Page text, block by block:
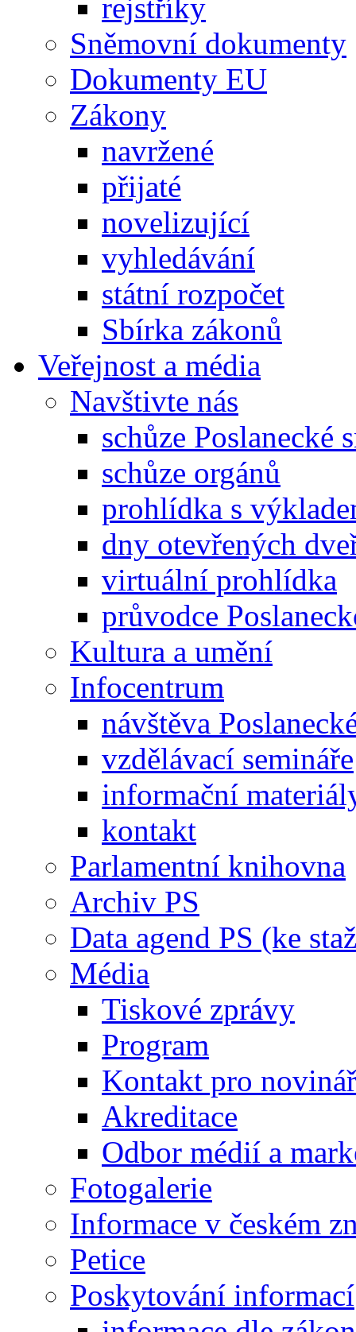
rejstříky
Sněmovní dokumenty
Dokumenty EU
Zákony
navržené
přijaté
novelizující
vyhledávání
státní rozpočet
Sbírka zákonů
Veřejnost a média
Navštivte nás
schůze Poslanecké
schůze orgánů
prohlídka s
dny otevřených
virtuální prohlídka
průvodce
Kultura a umění
Infocentrum
návštěva
vzdělávací semináře
informační
kontakt
Parlamentní knihovna
Archiv PS
Data agend PS (ke
Média
Tiskové zprávy
Program
Kontakt pro
Akreditace
Odbor médií a
Fotogalerie
Informace v českém
Petice
Poskytování informací